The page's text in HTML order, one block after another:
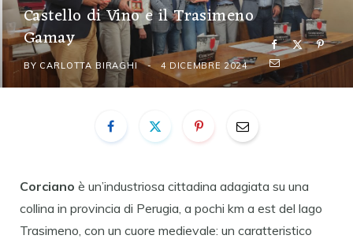
Castello di Vino e il Trasimeno
Gamay
BY CARLOTTA BIRAGHI 4 DICEMBRE 2024
Corciano è un’industriosa cittadina adagiata su una
collina in provincia di Perugia, a pochi km a est del lago
Trasimeno, con un cuore medievale: un caratteristico